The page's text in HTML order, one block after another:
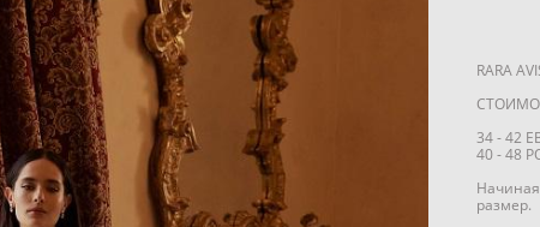
RARA
34 - 42
40 - 48
Начиная
размер.